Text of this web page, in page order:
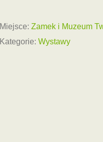
Miejsce: Zamek i Muzeum
Kategorie: Wystawy